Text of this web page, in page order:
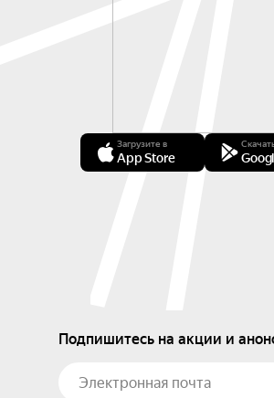
Загрузите в
App Store
Подпишитесь на акции и